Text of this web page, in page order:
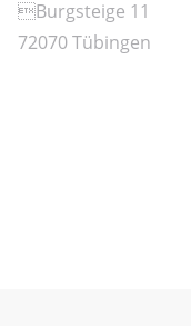
Burgsteige 11
72070 Tübingen